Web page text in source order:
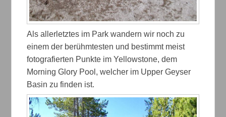
Als allerletztes im Park wandern wir noch zu
einem der berühmtesten und bestimmt meist
fotografierten Punkte im Yellowstone, dem
Morning Glory Pool, welcher im Upper Geyser
Basin zu finden ist.